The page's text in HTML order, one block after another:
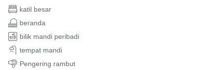
katil besar
beranda
bilik mandi peribadi
tempat mandi
Pengering rambut